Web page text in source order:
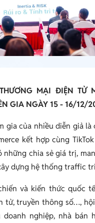
MẠI ĐIỆN TỬ
GIA NGÀY 15 - 16/12/
gia của nhiều diễn giả là
kết hợp cùng
những chia sẻ giá trị,
dựng hệ thống traffic
và kiến thức quốc
tử, truyền thông số…,
nghiệp, nhà bán